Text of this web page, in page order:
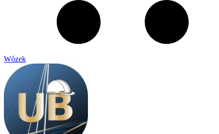
Wózek